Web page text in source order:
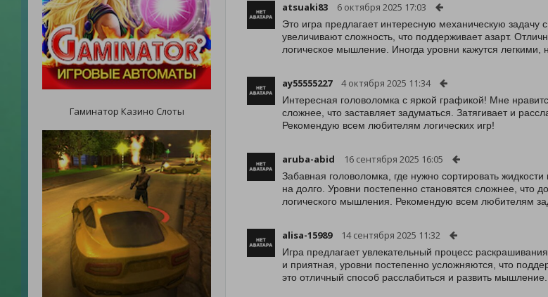
Гаминатор Казино Слоты
atsuaki83 6 октября 2025 17:03
Это игра предлагает интересную механическую
увеличивают сложность, что поддерживает азарт.
логическое мышление. Иногда уровни кажутся легкими,
ay55555227 4 октября 2025 11:34
Интересная головоломка с яркой графикой! Мне
сложнее, что заставляет задуматься. Затягивает и
Рекомендую всем любителям логических игр!
aruba-abid 16 сентября 2025 16:05
Забавная головоломка, где нужно сортировать
на долго. Уровни постепенно становятся сложнее, что
логического мышления. Рекомендую всем любителям
alisa-15989 14 сентября 2025 11:32
Игра предлагает увлекательный процесс
и приятная, уровни постепенно усложняются, что
это отличный способ расслабиться и развить